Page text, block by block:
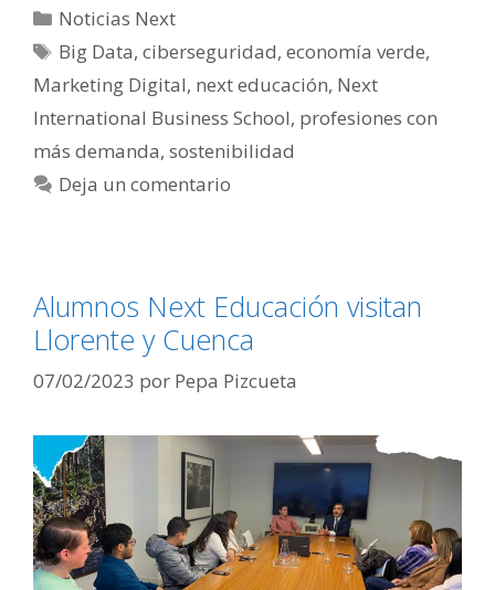
Categorías
Noticias Next
Etiquetas
Big Data,ciberseguridad,economía verde,
Marketing Digital, next educación, Next
International Business School, profesiones con
más demanda, sostenibilidad
Deja un comentario
Alumnos Next Educación visitan
Llorente y Cuenca
07/02/2023 por Pepa Pizcueta